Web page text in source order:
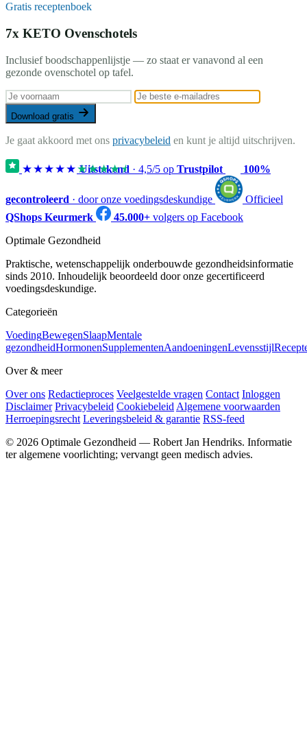
Gratis receptenboek
7x KETO Ovenschotels
Inclusief boodschappenlijstje — zo staat er vanavond al een
gezonde ovenschotel op tafel.
Download gratis
Je gaat akkoord met ons privacybeleid en kunt je altijd uitschrijven.
★★★★★★★★★★
Uitstekend · 4,5/5 op Trustpilot 100%
gecontroleerd · door onze voedingsdeskundige
Officieel
QShops Keurmerk
45.000+ volgers op Facebook
Optimale Gezondheid
Praktische, wetenschappelijk onderbouwde gezondheidsinformatie
sinds 2010. Inhoudelijk beoordeeld door onze gecertificeerd
voedingsdeskundige.
Categorieën
VoedingBewegenSlaapMentale
gezondheidHormonenSupplementenAandoeningenLevensstijl
Over & meer
Over ons Redactieproces Veelgestelde vragen Contact Inloggen
Disclaimer Privacybeleid Cookiebeleid Algemene voorwaarden
Herroepingsrecht Leveringsbeleid & garantie RSS-feed
© 2026 Optimale Gezondheid — Robert Jan Hendriks. Informatie
ter algemene voorlichting; vervangt geen medisch advies.